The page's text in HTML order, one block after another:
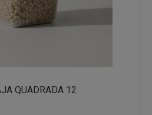
QUADRADA 12